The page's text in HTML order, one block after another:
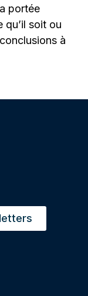
portée
qu’il soit ou
à